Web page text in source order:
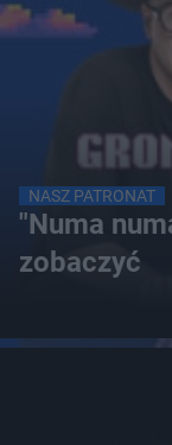
NASZ PATRONAT
"Numa
zobaczyć